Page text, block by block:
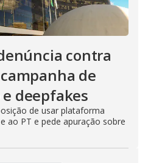
contra
de
deepfakes
de usar plataforma
ao PT e pede apuração sobre